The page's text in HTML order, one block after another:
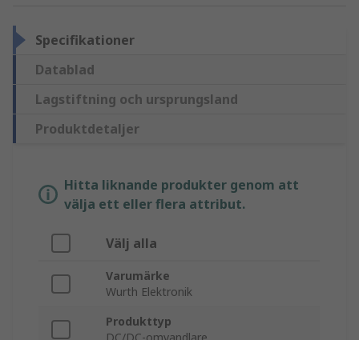
Specifikationer
Datablad
Lagstiftning och ursprungsland
Produktdetaljer
Hitta liknande produkter genom att
välja ett eller flera attribut.
Välj alla
Varumärke
Wurth Elektronik
Produkttyp